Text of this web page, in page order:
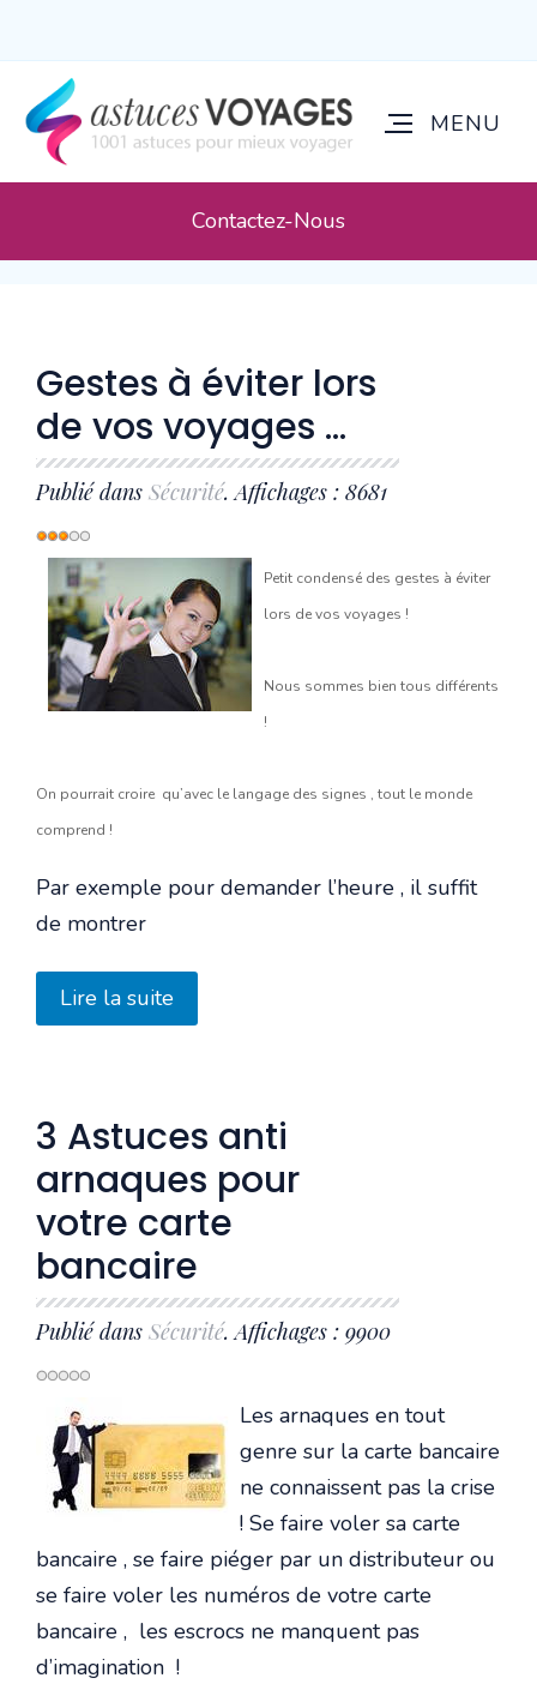
Contactez-Nous
Gestes à éviter lors
de vos voyages ...
Publié dans Sécurité. Affichages : 8681
Vote
utilisateur:
/5
Petit condensé des gestes à éviter
lors de vos voyages !
Nous sommes bien tous différents
!
On pourrait croire qu’avec le langage des signes , tout le monde
comprend !
Par exemple pour demander l’heure , il suffit
de montrer
Lire la suite
3 Astuces anti
arnaques pour
votre carte
bancaire
Publié dans Sécurité. Affichages : 9900
Les arnaques en tout
genre sur la carte bancaire
ne connaissent pas la crise
! Se faire voler sa carte
bancaire , se faire piéger par un distributeur ou
se faire voler les numéros de votre carte
bancaire , les escrocs ne manquent pas
d’imagination !